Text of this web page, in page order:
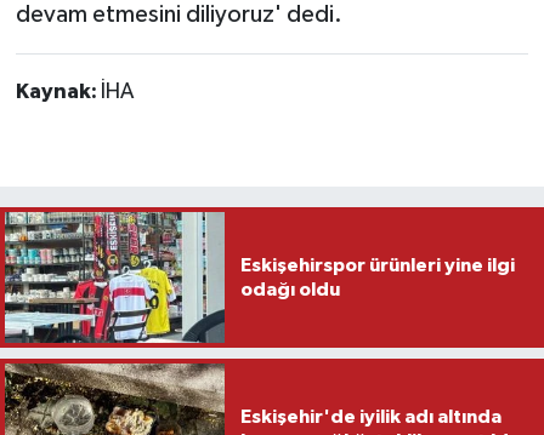
devam etmesini diliyoruz' dedi.
Kaynak: İHA
Eskişehirspor ürünleri yine ilgi
odağı oldu
Eskişehir'de iyilik adı altında